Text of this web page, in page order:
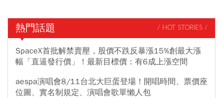
熱門話題 / HOT STORIES /
SpaceX首批解禁賣壓，股價不跌反暴漲15%創最大漲
幅「直逼發行價」！最新目標價：有6成上漲空間
aespa演唱會8/11台北大巨蛋登場！開唱時間、票價座
位圖、實名制規定、演唱會歌單懶人包